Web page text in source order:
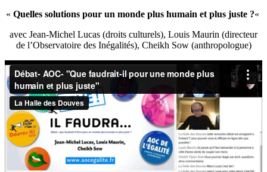
« Quelles solutions pour un monde plus humain et plus juste ?«
avec Jean-Michel Lucas (droits culturels), Louis Maurin (directeur
de l’Observatoire des Inégalités), Cheikh Sow (anthropologue)